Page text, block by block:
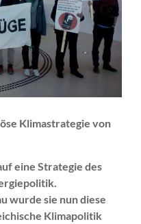
Klimastrategie von
eine Strategie des
wurde sie nun diese
Klimapolitik